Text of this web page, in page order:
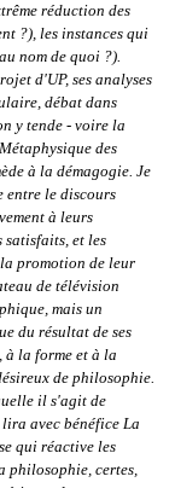
réduction des
?), les instances qui
nom de quoi ?).
d'UP, ses analyses
débat dans
y tende - voire la
des
à la démagogie. Je
entre le discours
à leurs
satisfaits, et les
promotion de leur
de télévision
mais un
du résultat de ses
à la forme et à la
de philosophie.
il s'agit de
avec bénéfice La
qui réactive les
philosophie, certes,